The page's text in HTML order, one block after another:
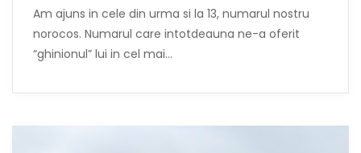
Am ajuns in cele din urma si la 13, numarul nostru
norocos. Numarul care intotdeauna ne-a oferit
“ghinionul” lui in cel mai…